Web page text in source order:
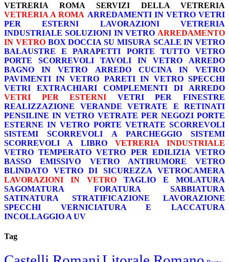
VETRERIA ROMA
SERVIZI DELLA VETRERIA
VETRERIA A ROMA ARREDAMENTI IN VETRO VETRI
PER ESTERNI
LAVORAZIONI
VETRERIA
INDUSTRIALE SOLUZIONI IN VETRO ARREDAMENTO
IN VETRO BOX DOCCIA SU MISURA SCALE IN VETRO
BALAUSTRE E PARAPETTI
PORTE TUTTO VETRO
PORTE SCORREVOLI
TAVOLI IN VETRO
ARREDO
BAGNO IN VETRO
ARREDO CUCINA IN VETRO
PAVIMENTI IN VETRO PARETI IN VETRO SPECCHI
VETRI EXTRACHIARI
COMPLEMENTI DI ARREDO
VETRI PER ESTERNI
VETRI PER FINESTRE
REALIZZAZIONE VERANDE
VETRATE E RETINATI
PENSILINE IN VETRO VETRATE PER NEGOZI PORTE
ESTERNE IN VETRO PORTE VETRATE SCORREVOLI
SISTEMI SCORREVOLI A PARCHEGGIO
SISTEMI
SCORREVOLI A LIBRO
VETRERIA INDUSTRIALE
VETRO TEMPERATO VETRO PER EDILIZIA VETRO
BASSO EMISSIVO
VETRO ANTIRUMORE
VETRO
BLINDATO
VETRO DI SICUREZZA
VETROCAMERA
LAVORAZIONI IN VETRO
TAGLIO E MOLATURA
SAGOMATURA
FORATURA
SABBIATURA
SATINATURA
STRATIFICAZIONE
LAVORAZIONE
SPECCHI
VERNICIATURA E LACCATURA
INCOLLAGGIO A UV
Tag